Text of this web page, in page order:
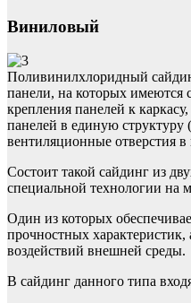
Виниловый
Поливинилхлоридный
панели, на которых имеются
крепления панелей к
панелей в единую структуру
вентиляционные отверстия
Состоит такой сайдинг из
специальной технологии на
Один из которых
прочностных
воздействий внешней среды.
В сайдинг данного типа